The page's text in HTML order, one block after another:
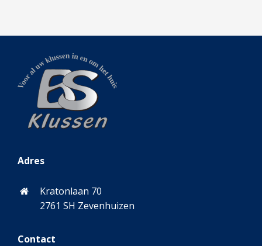
Adres
Kratonlaan 70
2761 SH Zevenhuizen
Contact